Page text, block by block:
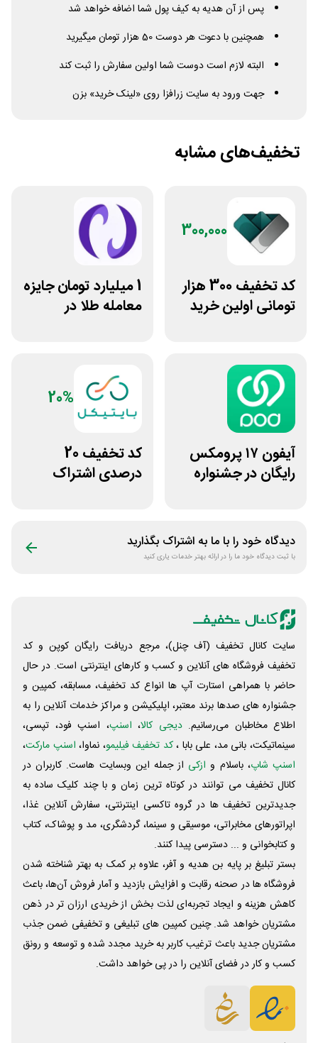
پس از آن هدیه به کیف پول شما اضافه خواهد شد
همچنین با دعوت هر دوست 50 هزار تومان میگیرید
البته لازم است دوست شما اولین سفارش را ثبت کند
جهت ورود به سایت زرافزا روی «لینک خرید» بزن
تخفیف‌های مشابه
300,000
کد تخفیف 300 هزار
تومانی اولین خرید
1 میلیارد تومان جایزه
معامله طلا در
آیفون ۱۷ پرومکس
رایگان در جشنواره
20%
کد تخفیف 20
درصدی اشتراک
دیدگاه خود را با ما به اشتراک بگذارید
با ثبت دیدگاه خود ما را در ارائه بهتر خدمات یاری کنید
سایت کانال تخفیف (آف چنل)، مرجع دریافت رایگان کوپن و کد
تخفیف فروشگاه های آنلاین و کسب و‌ کارهای اینترنتی است. در حال
حاضر با همراهی استارت آپ ها انواع کد تخفیف، مسابقه، کمپین و
جشنواره های صدها برند معتبر، اپلیکیشن و مراکز خدمات آنلاین را به
اطلاع مخاطبان می‌رسانیم. دیجی کالا، اسنپ، اسنپ فود، تپسی،
سینماتیکت، بانی مد، علی‌ بابا ،کد تخفیف فیلیمو، نماوا، اسنپ مارکت،
اسنپ شاپ، باسلام و ازکی از جمله این وبسایت ‌هاست. کاربران در
کانال تخفیف می توانند در کوتاه ترین زمان و با چند کلیک ساده به
جدیدترین تخفیف ها در گروه تاکسی اینترنتی، سفارش آنلاین غذا،
اپراتورهای مخابراتی، موسیقی و سینما، گردشگری، مد و پوشاک، کتاب
و کتابخوانی و ... دسترسی پیدا کنند.
بستر تبلیغ بر پایه بن هدیه و آفر، علاوه بر کمک به بهتر شناخته شدن
فروشگاه ها در صحنه رقابت و افزایش بازدید و آمار فروش آن‌ها، باعث
کاهش هزینه و ایجاد تجربه‌ای لذت بخش از خریدی ارزان تر در ذهن
مشتریان خواهد شد. چنین کمپین های تبلیغی و تخفیفی ضمن جذب
مشتریان جدید باعث ترغیب کاربر به خرید مجدد شده و توسعه و رونق
کسب و کار در فضای آنلاین را در پی خواهد داشت.